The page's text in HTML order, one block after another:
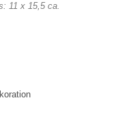
11 x 15,5 ca.